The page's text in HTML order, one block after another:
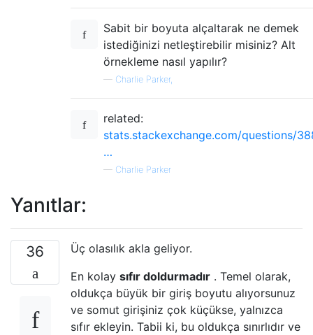
Sabit bir boyuta alçaltarak ne demek
istediğinizi netleştirebilir misiniz? Alt
örnekleme nasıl yapılır?
— Charlie Parker,
related:
stats.stackexchange.com/questions/
…
— Charlie Parker
Yanıtlar:
36
Üç olasılık akla geliyor.
En kolay sıfır doldurmadır . Temel olarak,
oldukça büyük bir giriş boyutu alıyorsunuz
ve somut girişiniz çok küçükse, yalnızca
sıfır ekleyin. Tabii ki, bu oldukça sınırlıdır ve